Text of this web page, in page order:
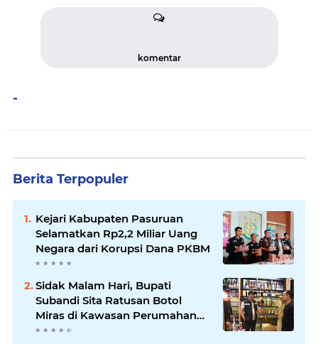
komentar
-
Berita Terpopuler
Kejari Kabupaten Pasuruan
Selamatkan Rp2,2 Miliar Uang
Negara dari Korupsi Dana PKBM
Sidak Malam Hari, Bupati
Subandi Sita Ratusan Botol
Miras di Kawasan Perumahan
Sidoarjo